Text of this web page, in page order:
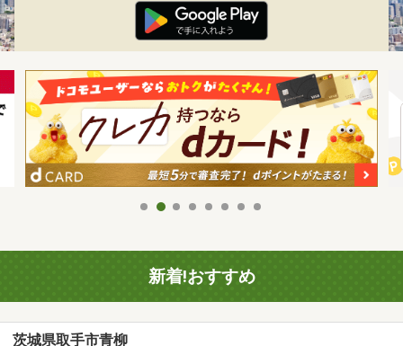
新着!おすすめ
茨城県取手市青柳